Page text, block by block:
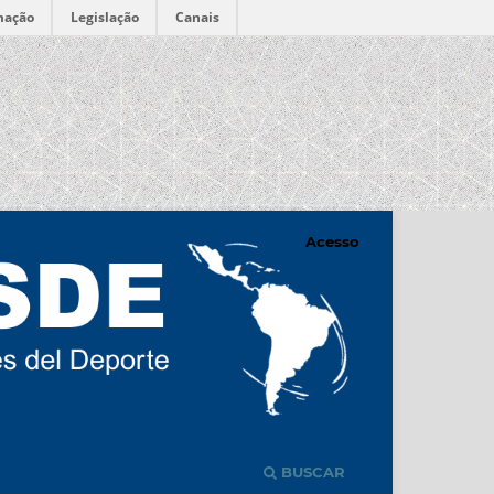
Legislação Canais
BUSCAR
Acesso